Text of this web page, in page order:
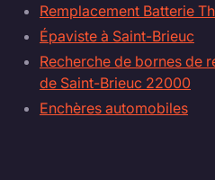
Remplacement Batterie
Épaviste à Saint-Brieuc
Recherche de bornes de
de Saint-Brieuc 22000
Enchères automobiles